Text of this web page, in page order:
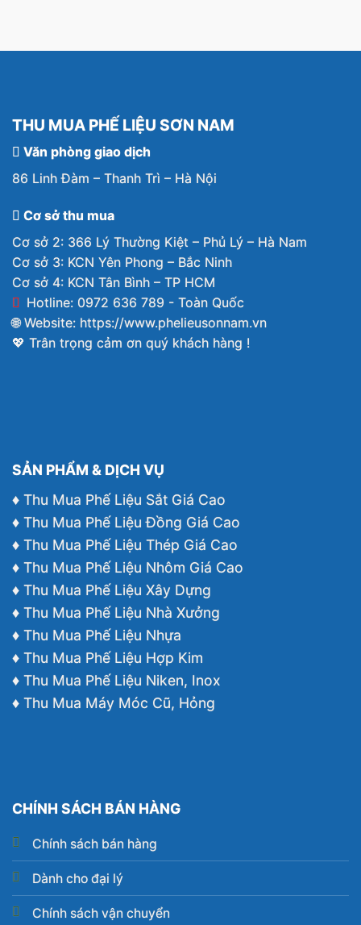
THU MUA PHẾ LIỆU SƠN NAM
Văn phòng giao dịch
86 Linh Đàm – Thanh Trì – Hà Nội
Cơ sở thu mua
Cơ sở 2: 366 Lý Thường Kiệt – Phủ Lý – Hà Nam
Cơ sở 3: KCN Yên Phong – Bắc Ninh
Cơ sở 4: KCN Tân Bình – TP HCM
Hotline: 0972 636 789 - Toàn Quốc
🌐 Website: https://www.phelieusonnam.vn
💖 Trân trọng cảm ơn quý khách hàng !
SẢN PHẨM & DỊCH VỤ
♦ Thu Mua Phế Liệu Sắt Giá Cao
♦ Thu Mua Phế Liệu Đồng Giá Cao
♦ Thu Mua Phế Liệu Thép Giá Cao
♦ Thu Mua Phế Liệu Nhôm Giá Cao
♦ Thu Mua Phế Liệu Xây Dựng
♦ Thu Mua Phế Liệu Nhà Xưởng
♦ Thu Mua Phế Liệu Nhựa
♦ Thu Mua Phế Liệu Hợp Kim
♦ Thu Mua Phế Liệu Niken, Inox
♦ Thu Mua Máy Móc Cũ, Hỏng
CHÍNH SÁCH BÁN HÀNG
Chính sách bán hàng
Dành cho đại lý
Chính sách vận chuyển